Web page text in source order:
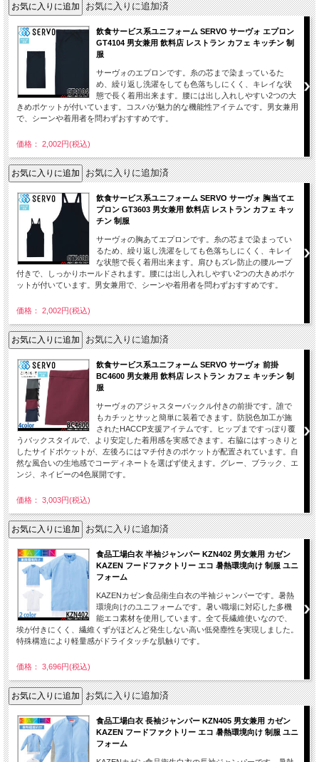
お気に入りに追加済
飲食サービス系ユニフォーム SERVO サーヴォ エプロン
GT4104 男女兼用 飲料店 レストラン カフェ キッチン 制
服
サーヴォのエプロンです。糸の芯まで染まっているた
め、繰り返し洗濯をしても色落ちしにくく、キレイな状
態で長く着用出来ます。腰には出し入れしやすい2つの大
きめポケットが付いています。コスパが魅力的な機能性アイテムです。男女兼用
で、シーンや着用者を問わずおすすめです。
価格： 2,002円(税込)
お気に入りに追加済
飲食サービス系ユニフォーム SERVO サーヴォ 胸当てエ
プロン GT3603 男女兼用 飲料店 レストラン カフェ キッ
チン 制服
サーヴォの胸あてエプロンです。糸の芯まで染まってい
るため、繰り返し洗濯をしても色落ちしにくく、キレイ
な状態で長く着用出来ます。肩ひもズレ防止の腰ループ
付きで、しっかりホールドされます。腰には出し入れしやすい2つの大きめポケ
ットが付いています。男女兼用で、シーンや着用者を問わずおすすめです。
価格： 2,002円(税込)
お気に入りに追加済
飲食サービス系ユニフォーム SERVO サーヴォ 前掛
BC4600 男女兼用 飲料店 レストラン カフェ キッチン 制
服
サーヴォのアジャスターバックル付きの前掛です。誰で
もカチッとサッと簡単に装着できます。防脱色加工が施
されたHACCP支援アイテムです。ヒップまですっぽり覆
うバックスタイルで、より安定した着用感を実感できます。右脇にはすっきりと
したサイドポケットが、左後ろにはマチ付きのポケットが配置されています。自
然な風合いの生地感でコーディネートを選ばず使えます。グレー、ブラック、エ
ンジ、ネイビーの4色展開です。
価格： 3,003円(税込)
お気に入りに追加済
食品工場白衣 半袖ジャンパー KZN402 男女兼用 カゼン
KAZEN フードファクトリー エコ 暑熱環境向け 制服 ユニ
フォーム
KAZENカゼン食品衛生白衣の半袖ジャンパーです。暑熱
環境向けのユニフォームです。暑い職場に対応した多機
能エコ素材を使用しています。全て長繊維使いなので、
埃が付きにくく、繊維くずがほどんど発生しない高い低発塵性を実現しました。
特殊構造により軽量感がドライタッチな肌触りです。
価格： 3,696円(税込)
お気に入りに追加済
食品工場白衣 長袖ジャンパー KZN405 男女兼用 カゼン
KAZEN フードファクトリー エコ 暑熱環境向け 制服 ユニ
フォーム